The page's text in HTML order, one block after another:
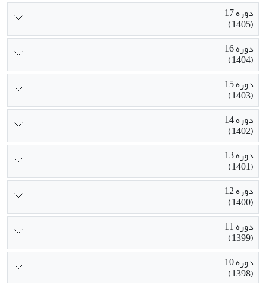
دوره 17
(1405)
دوره 16
(1404)
دوره 15
(1403)
دوره 14
(1402)
دوره 13
(1401)
دوره 12
(1400)
دوره 11
(1399)
دوره 10
(1398)